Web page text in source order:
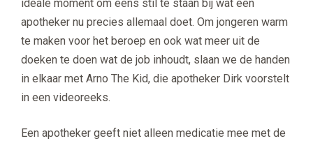
ideale moment om eens stil te staan bij wat een
apotheker nu precies allemaal doet. Om jongeren warm
te maken voor het beroep en ook wat meer uit de
doeken te doen wat de job inhoudt, slaan we de handen
in elkaar met Arno The Kid, die apotheker Dirk voorstelt
in een videoreeks.
Een apotheker geeft niet alleen medicatie mee met de